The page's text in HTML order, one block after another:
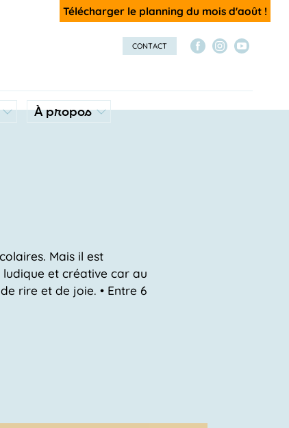
Télécharger le planning du mois d'août !
À propos
CONTACT
Mais il est
et créative car au
rire et de joie. • Entre 6